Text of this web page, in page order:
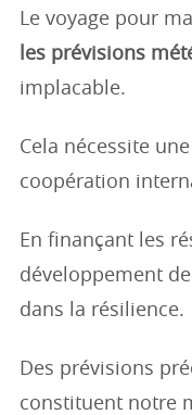
Le voyage pour
les prévisions
implacable.
Cela nécessite
coopération
En finançant les
développement
dans la résilience.
Des prévisions
constituent notre